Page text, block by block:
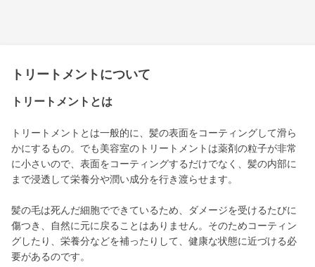
トリートメントについて
トリートメントとは
トリートメントとは一般的に、髪の表面をコーティングして滑ら
かにするもの。でも美容室のトリートメントは薬剤の粒子が非常
に小さいので、表面をコーティングするだけでなく、髪の内部に
まで浸透して栄養分や潤い成分を行き渡らせます。
髪の毛は死んだ細胞でできているため、ダメージを受けるたびに
傷つき、自然に元に戻ることはありません。そのためコーティン
グしたり、栄養分などを補ったりして、健康な状態に近づける必
要があるのです。